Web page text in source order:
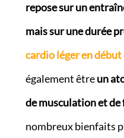
repose sur un
mais sur une durée
cardio léger en début
également êtreun
de musculation et de
nombreux bienfaits